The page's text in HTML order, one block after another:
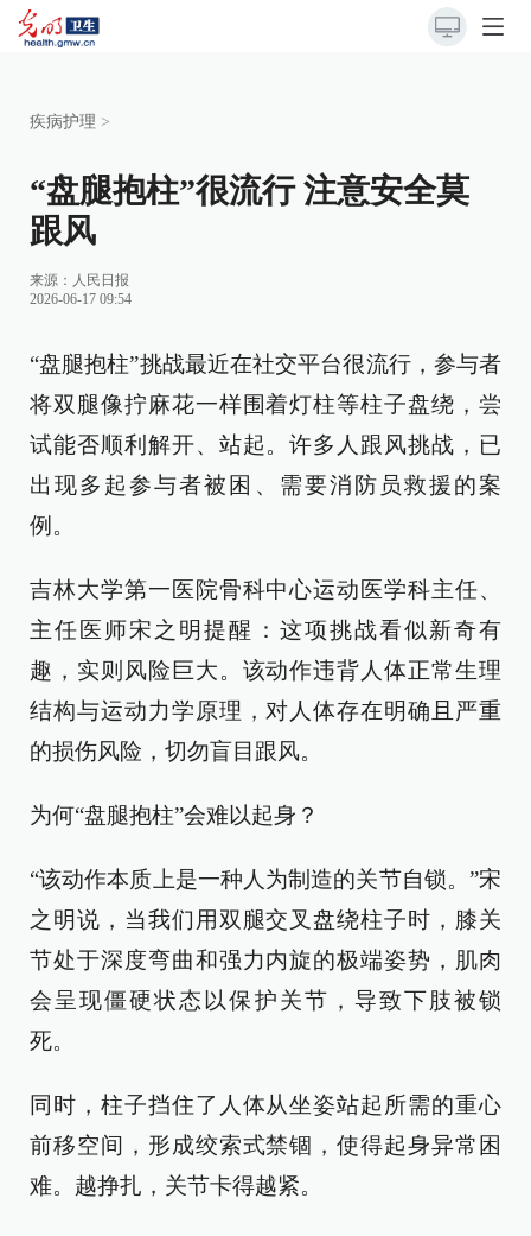
疾病护理 >
“盘腿抱柱”很流行 注意安全莫
跟风
来源： 人民日报
2026-06-17 09:54
“盘腿抱柱”挑战最近在社交平台很流行，参与者
将双腿像拧麻花一样围着灯柱等柱子盘绕，尝
试能否顺利解开、站起。许多人跟风挑战，已
出现多起参与者被困、需要消防员救援的案
例。
吉林大学第一医院骨科中心运动医学科主任、
主任医师宋之明提醒：这项挑战看似新奇有
趣，实则风险巨大。该动作违背人体正常生理
结构与运动力学原理，对人体存在明确且严重
的损伤风险，切勿盲目跟风。
为何“盘腿抱柱”会难以起身？
“该动作本质上是一种人为制造的关节自锁。”宋
之明说，当我们用双腿交叉盘绕柱子时，膝关
节处于深度弯曲和强力内旋的极端姿势，肌肉
会呈现僵硬状态以保护关节，导致下肢被锁
死。
同时，柱子挡住了人体从坐姿站起所需的重心
前移空间，形成绞索式禁锢，使得起身异常困
难。越挣扎，关节卡得越紧。